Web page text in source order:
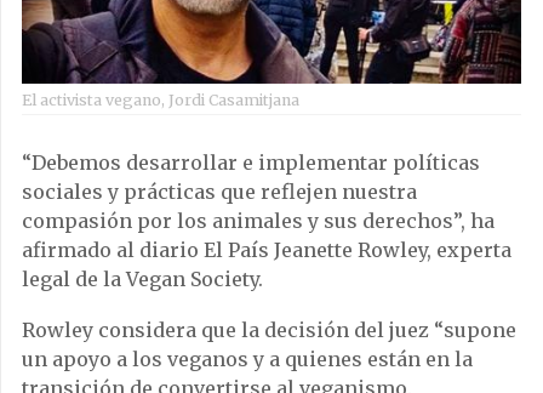
El activista vegano, Jordi Casamitjana
“Debemos desarrollar e implementar políticas
sociales y prácticas que reflejen nuestra
compasión por los animales y sus derechos”, ha
afirmado al diario El País Jeanette Rowley, experta
legal de la Vegan Society.
Rowley considera que la decisión del juez “supone
un apoyo a los veganos y a quienes están en la